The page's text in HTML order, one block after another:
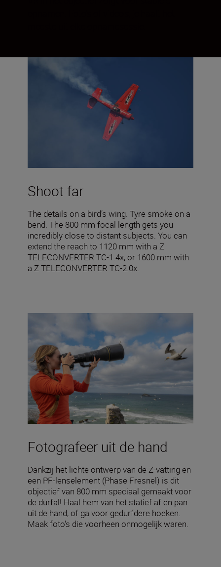
Shoot far
The details on a bird’s wing. Tyre smoke on a
bend. The 800 mm focal length gets you
incredibly close to distant subjects. You can
extend the reach to 1120 mm with a Z
TELECONVERTER TC-1.4x, or 1600 mm with
a Z TELECONVERTER TC-2.0x.
Fotografeer uit de hand
Dankzij het lichte ontwerp van de Z-vatting en
een PF-lenselement (Phase Fresnel) is dit
objectief van 800 mm speciaal gemaakt voor
de durfal! Haal hem van het statief af en pan
uit de hand, of ga voor gedurfdere hoeken.
Maak foto's die voorheen onmogelijk waren.